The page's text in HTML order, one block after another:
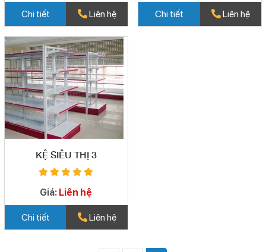
Chi tiết Liên hệ Chi tiết Liên hệ
KỆ SIÊU THỊ 3
Giá: Liên hệ
Chi tiết Liên hệ